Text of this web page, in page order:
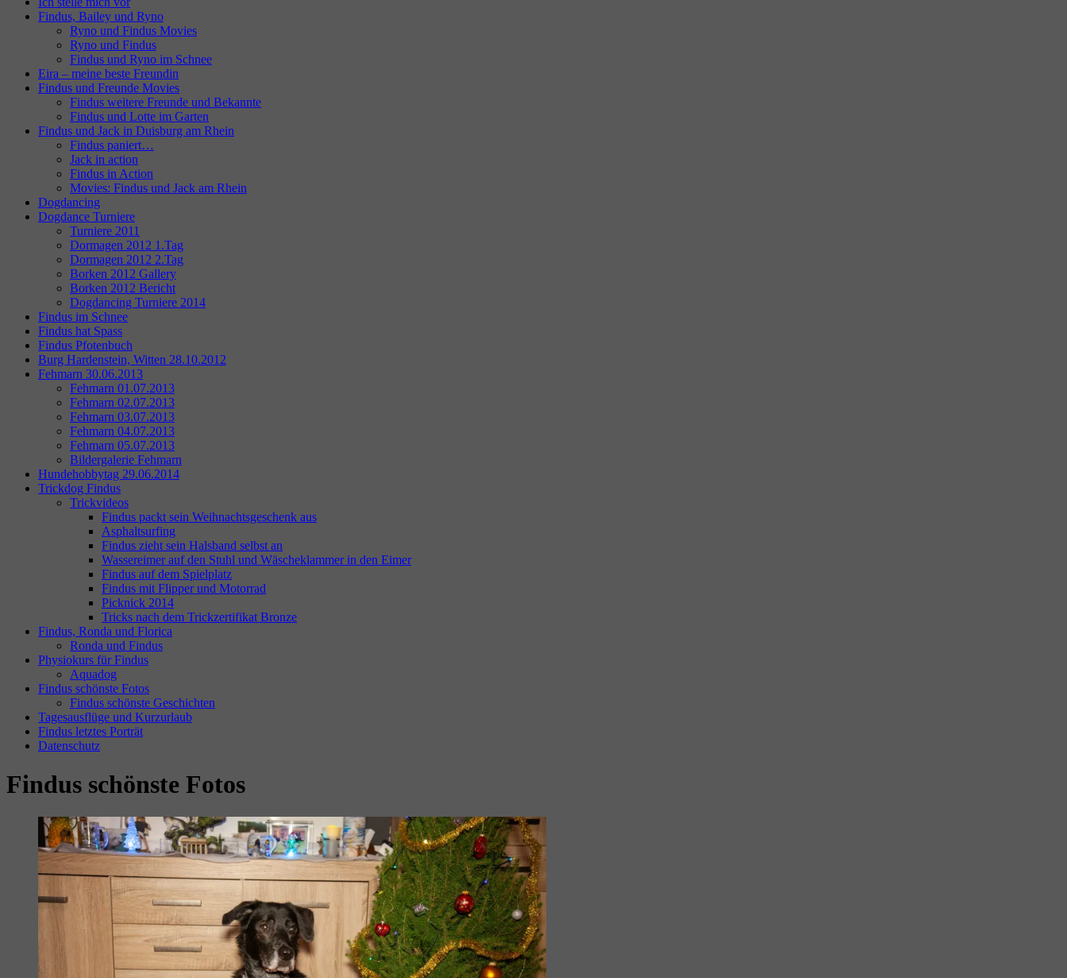
Findus, Bailey und Ryno
Ryno und Findus Movies
Ryno und Findus
Findus und Ryno im Schnee
Eira – meine beste Freundin
Findus und Freunde Movies
Findus weitere Freunde und Bekannte
Findus und Lotte im Garten
Findus und Jack in Duisburg am Rhein
Findus paniert…
Jack in action
Findus in Action
Movies: Findus und Jack am Rhein
Dogdancing
Dogdance Turniere
Turniere 2011
Dormagen 2012 1.Tag
Dormagen 2012 2.Tag
Borken 2012 Gallery
Borken 2012 Bericht
Dogdancing Turniere 2014
Findus im Schnee
Findus hat Spass
Findus Pfotenbuch
Burg Hardenstein, Witten 28.10.2012
Fehmarn 30.06.2013
Fehmarn 01.07.2013
Fehmarn 02.07.2013
Fehmarn 03.07.2013
Fehmarn 04.07.2013
Fehmarn 05.07.2013
Bildergalerie Fehmarn
Hundehobbytag 29.06.2014
Trickdog Findus
Trickvideos
Findus packt sein Weihnachtsgeschenk aus
Asphaltsurfing
Findus zieht sein Halsband selbst an
Wassereimer auf den Stuhl und Wäscheklammer in den Eimer
Findus auf dem Spielplatz
Findus mit Flipper und Motorrad
Picknick 2014
Tricks nach dem Trickzertifikat Bronze
Findus, Ronda und Florica
Ronda und Findus
Physiokurs für Findus
Aquadog
Findus schönste Fotos
Findus schönste Geschichten
Tagesausflüge und Kurzurlaub
Findus letztes Porträt
Datenschutz
Findus schönste Fotos